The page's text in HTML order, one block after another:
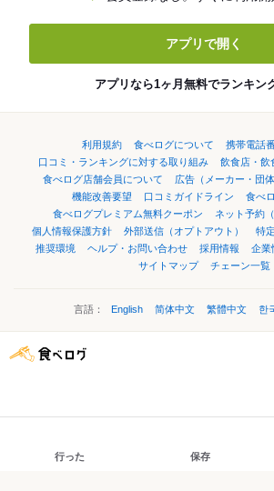
アプリで開く
アプリなら1ヶ月無料でランキン
利用規約 食べログについて
携帯電話
口コミ・ランキングに対する取り組み
飲食店・飲
食べログ店舗会員について
広告（メーカー・団
機能改善要望
口コミガイドライン
食べ
食べログプレミアム無料クーポン
ネット予約
個人情報保護方針
外部送信（オプトアウト）
特
推奨環境
ヘルプ・お問い合わせ 採用情報 企業
サイトマップ
チェーン一覧
言語： English 简体中文 繁體中文 한
行った 保存